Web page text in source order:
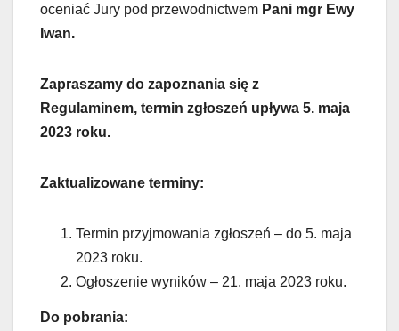
oceniać Jury pod przewodnictwem Pani mgr Ewy
Iwan.
Zapraszamy do zapoznania się z
Regulaminem, termin zgłoszeń upływa 5. maja
2023 roku.
Zaktualizowane terminy:
Termin przyjmowania zgłoszeń – do 5. maja
2023 roku.
Ogłoszenie wyników – 21. maja 2023 roku.
Do pobrania: